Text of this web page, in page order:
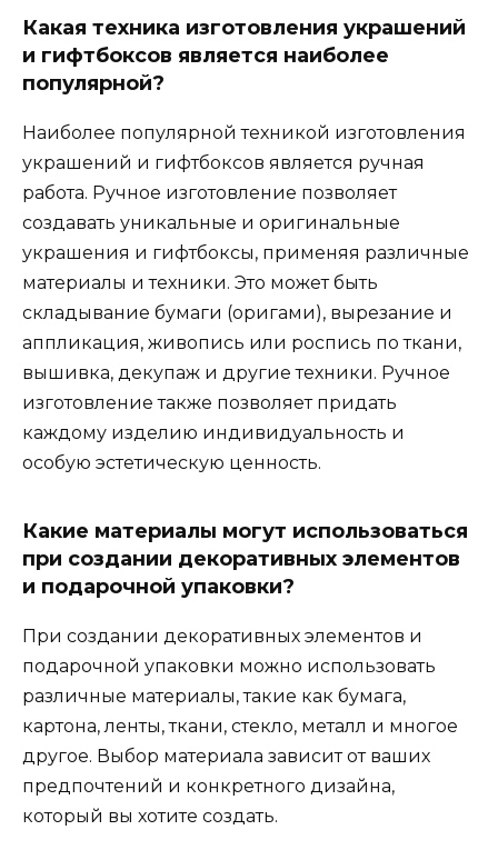
Какая техника изготовления украшений
и гифтбоксов является наиболее
популярной?
Наиболее популярной техникой изготовления
украшений и гифтбоксов является ручная
работа. Ручное изготовление позволяет
создавать уникальные и оригинальные
украшения и гифтбоксы, применяя различные
материалы и техники. Это может быть
складывание бумаги (оригами), вырезание и
аппликация, живопись или роспись по ткани,
вышивка, декупаж и другие техники. Ручное
изготовление также позволяет придать
каждому изделию индивидуальность и
особую эстетическую ценность.
Какие материалы могут использоваться
при создании декоративных элементов
и подарочной упаковки?
При создании декоративных элементов и
подарочной упаковки можно использовать
различные материалы, такие как бумага,
картона, ленты, ткани, стекло, металл и многое
другое. Выбор материала зависит от ваших
предпочтений и конкретного дизайна,
который вы хотите создать.